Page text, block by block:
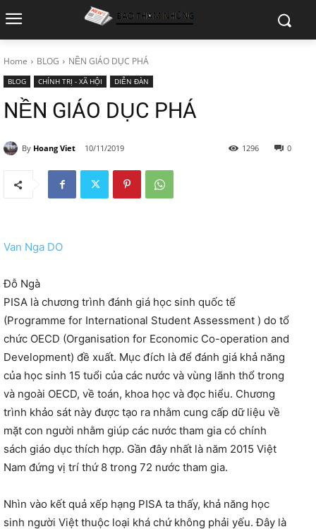
Home BLOG NỀN GIÁO DỤC PHÁ
BLOG CHÍNH TRỊ - XÃ HỘI DIỄN ĐÀN
NỀN GIÁO DỤC PHÁ
By Hoang Viet 10/11/2019 0
1296
Van Nga DO
Đỗ Ngà
PISA là chương trình đánh giá học sinh quốc tế
(Programme for International Student Assessment ) do tổ
chức OECD (Organisation for Economic Co-operation and
Development) đề xuất. Mục đích là để đánh giá khả năng
của học sinh 15 tuổi của các nước và vùng lãnh thổ trong
và ngoài OECD, về toán, khoa học và đọc hiểu. Chương
trình khảo sát này được tạo ra nhằm cung cấp dữ liệu về
mặt con người nhằm giúp các nước tham gia có chính
sách giáo dục thích hợp. Gần đây nhất là năm 2015 Việt
Nam đứng vị trí thứ 8 trong 72 nước tham gia.
Nhìn vào kết quả xếp hạng PISA ta thấy, khả năng học
sinh người Việt thuộc loại khá chứ không phải yếu. Đây là